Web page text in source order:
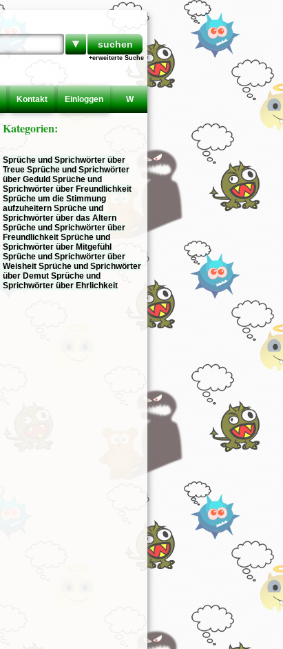
▼
+erweiterte Suche
Kontakt Einloggen W
Kategorien:
Sprüche und Sprichwörter über
Treue Sprüche und Sprichwörter
über Geduld Sprüche und
Sprichwörter über Freundlichkeit
Sprüche um die Stimmung
aufzuheitern Sprüche und
Sprichwörter über das Altern
Sprüche und Sprichwörter über
Freundlichkeit Sprüche und
Sprichwörter über Mitgefühl
Sprüche und Sprichwörter über
Weisheit Sprüche und Sprichwörter
über Demut Sprüche und
Sprichwörter über Ehrlichkeit